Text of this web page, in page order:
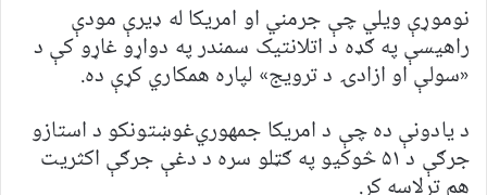
نوموړې ویلي چې جرمني او امریکا له ډیرې مودې
راهیسې په ګډه د اتلانتیک سمندر په دواړو غاړو کې د
«سولې او ازادۍ د ترویج» لپاره همکاري کړې ده.
د یادونې ده چې د امریکا جمهوري‌غوښتونکو د استازو
جرګې د ۵۱ څوکیو په ګټلو سره د دغې جرګې اکثریت